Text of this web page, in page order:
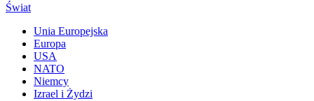
Świat
Unia Europejska
Europa
USA
NATO
Niemcy
Izrael i Żydzi